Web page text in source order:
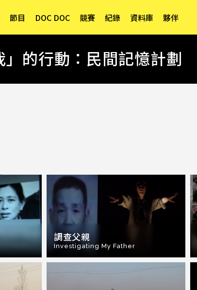
節目 DOC DOC 競賽 紀錄 資料庫 夥伴
的行動：民間記憶計劃
調查父親
Investigating My Father